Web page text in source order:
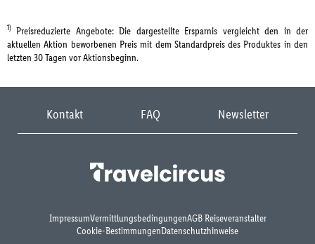
1) Preisreduzierte Angebote: Die dargestellte Ersparnis vergleicht den in der
aktuellen Aktion beworbenen Preis mit dem Standardpreis des Produktes in den
letzten 30 Tagen vor Aktionsbeginn.
Kontakt FAQ Newsletter
ImpressumVermittlungsbedingungenAGB Reiseveranstalter
Cookie-BestimmungenDatenschutzhinweise